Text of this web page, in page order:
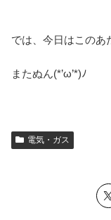
では、今日はこのあ
またぬん(*’ω’*)ﾉ
電気・ガス